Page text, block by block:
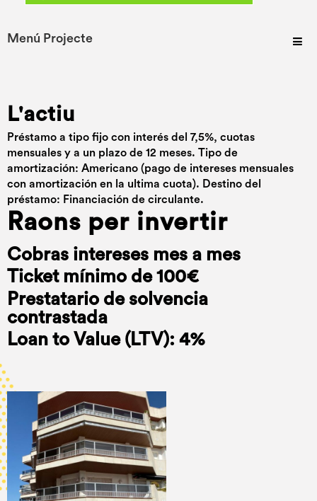
Menú Projecte
L'actiu
Préstamo a tipo fijo con interés del 7,5%, cuotas
mensuales y a un plazo de 12 meses. Tipo de
amortización: Americano (pago de intereses mensuales
con amortización en la ultima cuota). Destino del
préstamo: Financiación de circulante.
Raons per invertir
Cobras intereses mes a mes
Ticket mínimo de 100€
Prestatario de solvencia
contrastada
Loan to Value (LTV): 4%